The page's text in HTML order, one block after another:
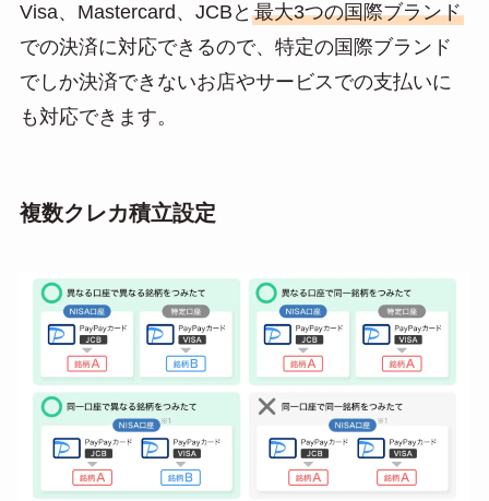
Visa、Mastercard、JCBと 最大3つの国際ブランド
での決済に対応できるので、特定の国際ブランド
でしか決済できないお店やサービスでの支払いに
も対応できます。
複数クレカ積立設定